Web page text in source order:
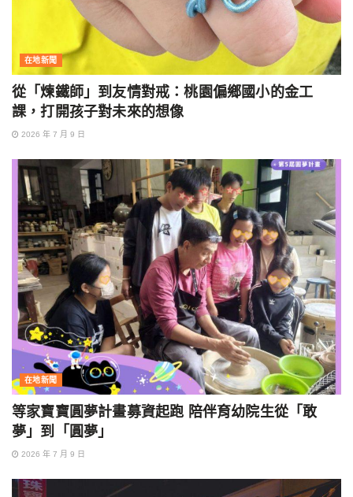
在地新聞
從「煉鐵師」到友情對戒：桃園偏鄉國小的金工
課，打開孩子對未來的想像
2026 年 7 月 9 日
在地新聞
等家寶寶圓夢計畫募資起跑 陪伴育幼院生從「敢
夢」到「圓夢」
2026 年 7 月 9 日